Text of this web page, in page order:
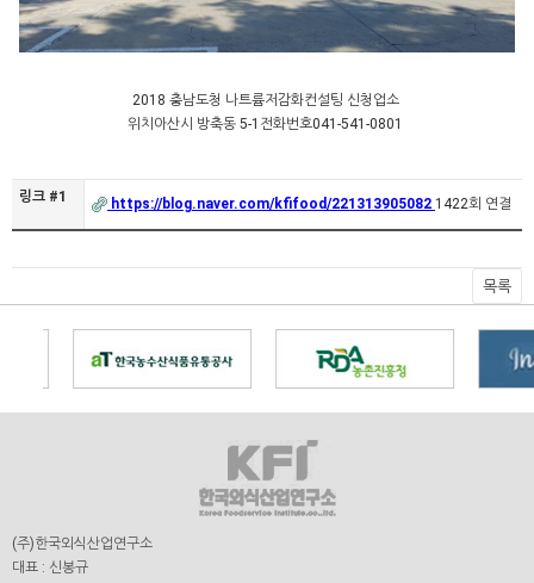
2018 충남도청 나트륨저감화컨설팅 신청업소
위치 아산시 방축동 5-1 전화번호041-541-0801
링크 #1 https://blog.naver.com/kfifood/221313905082 1422회 연결
목록
(주)한국외식산업연구소
대표 : 신봉규